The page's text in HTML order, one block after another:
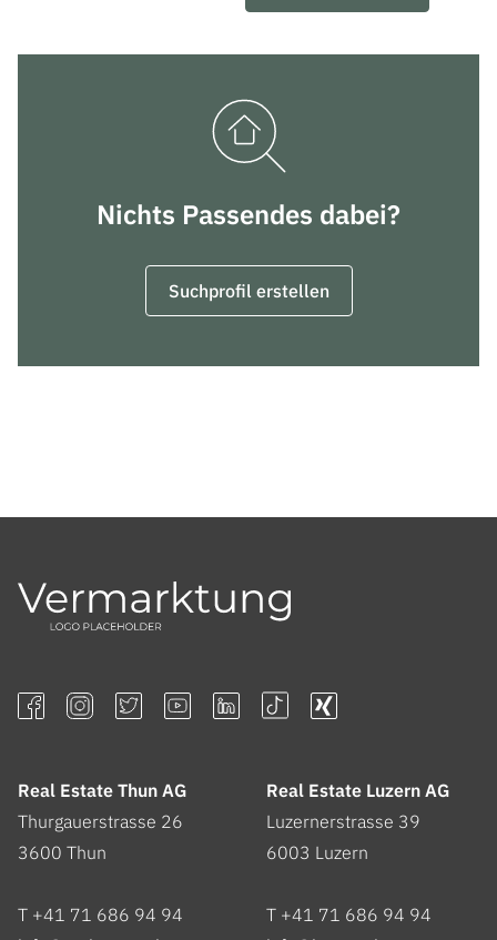
Nichts Passendes dabei?
Suchprofil erstellen
Real Estate Thun AG
Thurgauerstrasse 26
3600 Thun
T +41 71 686 94 94
Real Estate Luzern AG
Luzernerstrasse 39
6003 Luzern
T +41 71 686 94 94